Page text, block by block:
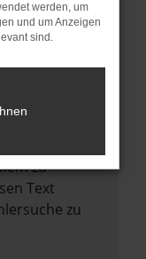
nur ein
auch dazu
Schritte
bitte. Wir
zu
Text
zu
werden, um
und um Anzeigen
sind.